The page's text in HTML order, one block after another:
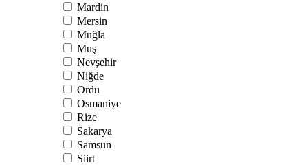
Mardin
Mersin
Muğla
Muş
Nevşehir
Niğde
Ordu
Osmaniye
Rize
Sakarya
Samsun
Siirt